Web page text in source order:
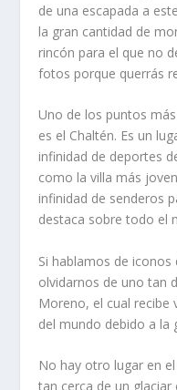
de una escapada a
la gran cantidad de
rincón para el que no
fotos porque querrás
Uno de los puntos
es el Chaltén. Es un
infinidad de deportes
como la villa más
infinidad de senderos
destaca sobre todo el
Si hablamos de
olvidarnos de uno tan
Moreno, el cual recibe
del mundo debido a la
No hay otro lugar en
tan cerca de un